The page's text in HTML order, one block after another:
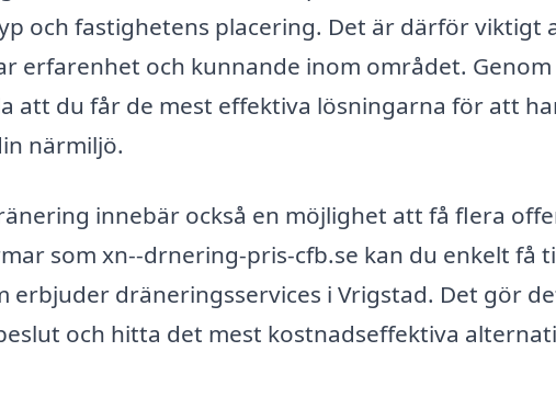
och fastighetens placering. Det är därför viktigt
erfarenhet och kunnande inom området.
att du får de mest effektiva lösningarna för att
närmiljö.
innebär också en möjlighet att få flera
som xn--drnering-pris-cfb.se kan du enkelt få
erbjuder dräneringsservices i Vrigstad. Det gör
och hitta det mest kostnadseffektiva